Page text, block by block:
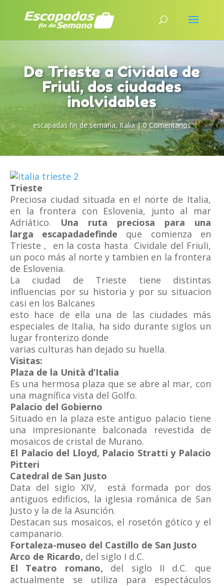
De Trieste a Cividale de
Friuli, dos ciudades
inolvidables
escapadas fin de semana,Italia|0 Comentarios
Trieste
Preciosa ciudad situada en el norte de Italia,
en la frontera con Eslovenia, junto al mar
Adriático. Una ruta preciosa para una
larga escapadadefinde que comienza en
Trieste , en la costa hasta Cividale del Friuli,
un poco más al norte y tambien en la frontera
de Eslovenia.
La ciudad de Trieste tiene distintas
influencias por su historia y por su situacion
casi en los Balcanes
esto hace de ella una de las ciudades más
especiales de Italia, ha sido durante siglos un
lugar fronterizo donde
varias culturas han dejado su huella.
Visitas:
Plaza de la Unità d’Italia
Es una hermosa plaza que se abre al mar, con
una magnífica vista del Golfo.
Palacio del Gobierno
Situado en la plaza este antiguo palacio tiene
una impresionante balconada revestida de
mosaicos de cristal de Murano.
El Palacio del Lloyd, Palacio Stratti y Palacio
Pitteri
Catedral de San Justo
Data del siglo XIV, está formada por dos
antiguos edificios, la iglesia románica de San
Justo y la de la Asunción.
Destacan sus mosaicos, el rosetón gótico y el
campanario.
Fortaleza-museo del Castillo de San Justo
Arco de Ricardo, del siglo I d.C.
El Teatro romano, del siglo II d.C. que
actualmente se utiliza para espectáculos